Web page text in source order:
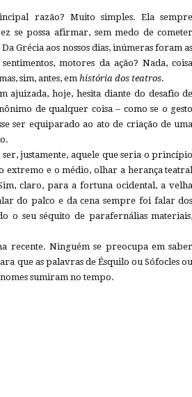
razão? Muito simples. Ela sempre
se possa afirmar, sem medo de cometer
Grécia aos nossos dias, inúmeras foram as
motores da ação? Nada, coisa
sim, antes, em história dos teatros.
ajuizada, hoje, hesita diante do desafio de
de qualquer coisa – como se o gesto
ser equiparado ao ato de criação de uma
justamente, aquele que seria o princípio
extremo e o médio, olhar a herança teatral
claro, para a fortuna ocidental, a velha
do palco e da cena sempre foi falar dos
o seu séquito de parafernálias materiais,
recente. Ninguém se preocupa em saber
que as palavras de Ésquilo ou Sófocles ou
sumiram no tempo.